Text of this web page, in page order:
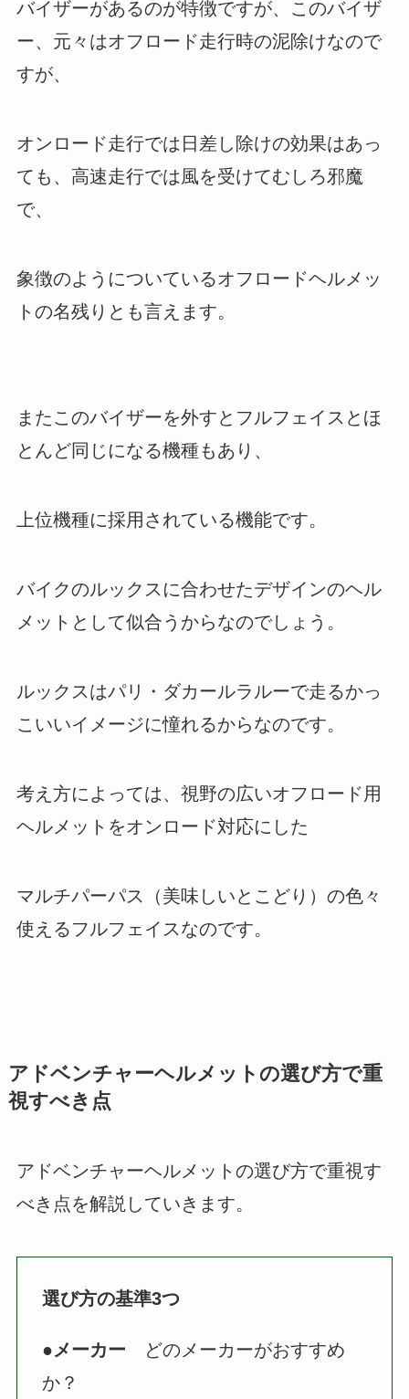
バイザーがあるのが特徴ですが、このバイザ
ー、元々はオフロード走行時の泥除けなので
すが、
オンロード走行では日差し除けの効果はあっ
ても、高速走行では風を受けてむしろ邪魔
で、
象徴のようについているオフロードヘルメッ
トの名残りとも言えます。
またこのバイザーを外すとフルフェイスとほ
とんど同じになる機種もあり、
上位機種に採用されている機能です。
バイクのルックスに合わせたデザインのヘル
メットとして似合うからなのでしょう。
ルックスはパリ・ダカールラルーで走るかっ
こいいイメージに憧れるからなのです。
考え方によっては、視野の広いオフロード用
ヘルメットをオンロード対応にした
マルチパーパス（美味しいとこどり）の色々
使えるフルフェイスなのです。
アドベンチャーヘルメットの選び方で重
視すべき点
アドベンチャーヘルメットの選び方で重視す
べき点を解説していきます。
選び方の基準3つ
●メーカー どのメーカーがおすすめ
か？